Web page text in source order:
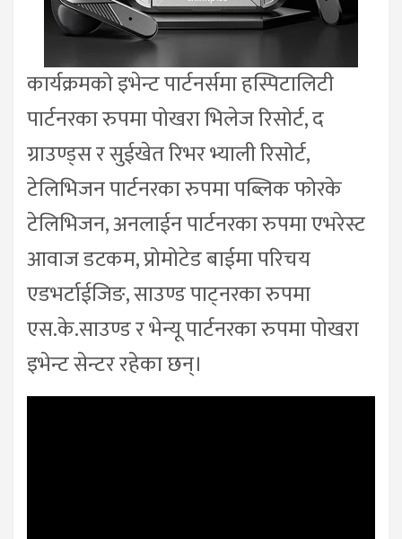
कार्यक्रमको इभेन्ट पार्टनर्समा हस्पिटालिटी
पार्टनरका रुपमा पोखरा भिलेज रिसोर्ट, द
ग्राउण्ड्स र सुईखेत रिभर भ्याली रिसोर्ट,
टेलिभिजन पार्टनरका रुपमा पब्लिक फोरके
टेलिभिजन, अनलाईन पार्टनरका रुपमा एभरेस्ट
आवाज डटकम, प्रोमोटेड बाईमा परिचय
एडभर्टाईजिङ, साउण्ड पाट्नरका रुपमा
एस.के.साउण्ड र भेन्यू पार्टनरका रुपमा पोखरा
इभेन्ट सेन्टर रहेका छन्।